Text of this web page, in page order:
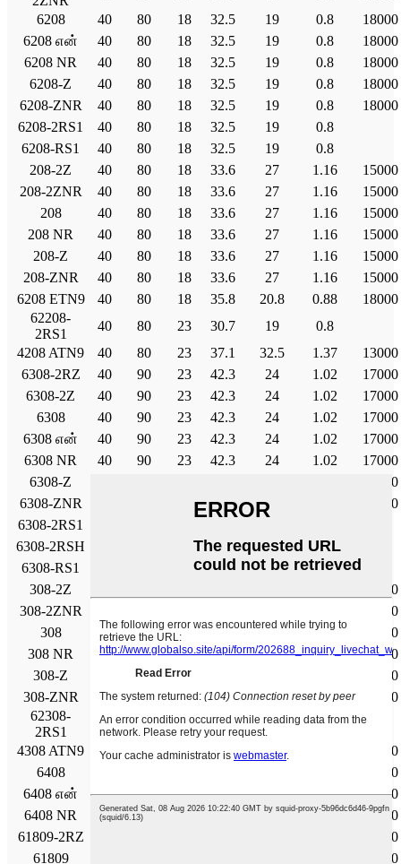
6208
40 80 18 32.5 19 0.8
18000
6208 என்
40 80 18 32.5 19 0.8
18000
6208 NR
40 80 18 32.5 19 0.8
18000
6208-Z
40 80 18 32.5 19 0.8
18000
6208-ZNR
40 80 18 32.5 19 0.8
18000
6208-2RS1
40 80 18 32.5 19
0.8
6208-RS1
40 80 18 32.5 19
0.8
208-2Z
40 80 18 33.6 27 1.16
15000
208-2ZNR
40 80 18 33.6 27 1.16
15000
208
40 80 18 33.6 27 1.16
15000
208 NR
40 80 18 33.6 27 1.16
15000
208-Z
40 80 18 33.6 27 1.16
15000
208-ZNR
40 80 18 33.6 27 1.16
15000
6208 ETN9
40 80 18 35.8 20.8 0.88
18000
62208-
2RS1
40 80 23 30.7 19
0.8
4208 ATN9
40 80 23 37.1 32.5 1.37
13000
6308-2RZ
40 90 23 42.3 24 1.02
17000
6308-2Z
40 90 23 42.3 24 1.02
17000
6308
40 90 23 42.3 24 1.02
17000
6308 என்
40 90 23 42.3 24 1.02
17000
6308 NR
40 90 23 42.3 24 1.02
17000
6308-Z
17000
6308-ZNR
42.3 24
17000
6308-2RS1
6308-2RSH
42.3 24
1.02
6308-RS1
42.3 24
1.02
308-2Z
14000
308-2ZNR
14000
308
40 90 23 45.7 36 1.53
14000
308 NR
40 90 23 45.7 36 1.53
14000
308-Z
90 23
14000
308-ZNR
40 90 23 45.7 36 1.53
14000
62308-
2RS1
40 90 33 41 24
1.02
4308 ATN9
40 90 33 55.9 45
12000
6408
14000
6408 என்
40 110 27 63.7 36.5 1.53
14000
6408 NR
40 110 27 63.7 36.5 1.53
14000
61809-2RZ
24000
61809
22000